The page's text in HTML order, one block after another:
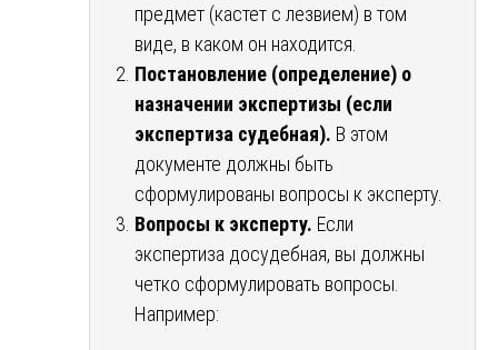
предмет (кастет с лезвием) в том
виде, в каком он находится.
Постановление (определение) о
назначении экспертизы (если
экспертиза судебная). В этом
документе должны быть
сформулированы вопросы к эксперту.
Вопросы к эксперту. Если
экспертиза досудебная, вы должны
четко сформулировать вопросы.
Например: